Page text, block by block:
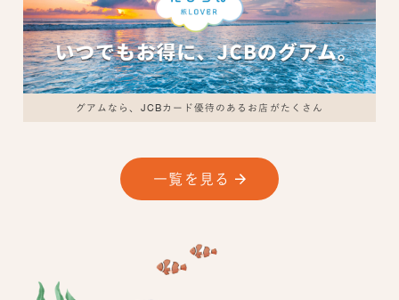
グアムなら、JCBカード優待のあるお店がたくさん
一覧を見る